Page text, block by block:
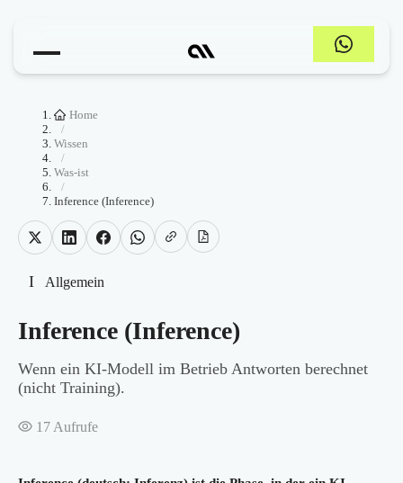
Home
/
Wissen
/
Was-ist
/
Inference (Inference)
I Allgemein
Inference (Inference)
Wenn ein KI-Modell im Betrieb Antworten berechnet
(nicht Training).
17 Aufrufe